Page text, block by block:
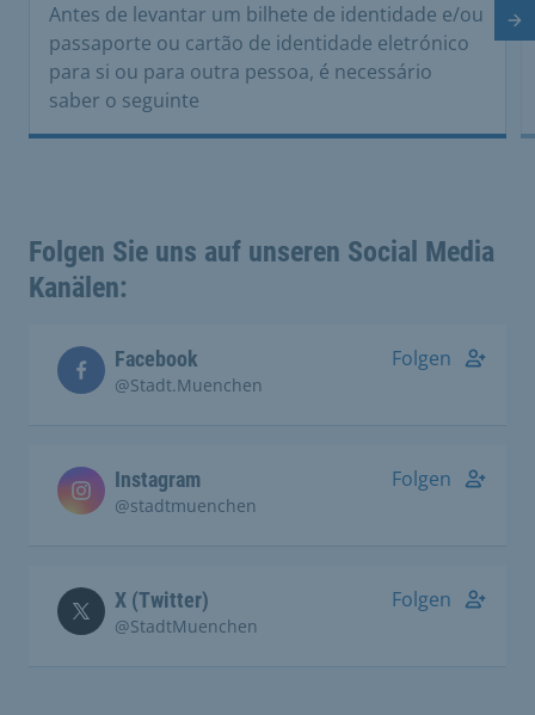
Antes de levantar um bilhete de identidade e/ou
passaporte ou cartão de identidade eletrónico
para si ou para outra pessoa, é necessário
saber o seguinte
Folgen Sie uns auf unseren Social Media
Kanälen:
Facebook
@Stadt.Muenchen
Folgen
Instagram
@stadtmuenchen
Folgen
X (Twitter)
@StadtMuenchen
Folgen